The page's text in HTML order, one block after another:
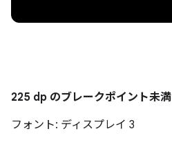
225 dp のブレークポイント未満
フォント: ディスプレイ 3